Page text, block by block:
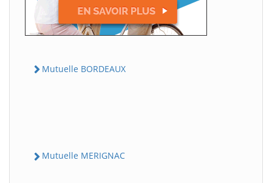
Mutuelle BORDEAUX
Mutuelle MERIGNAC